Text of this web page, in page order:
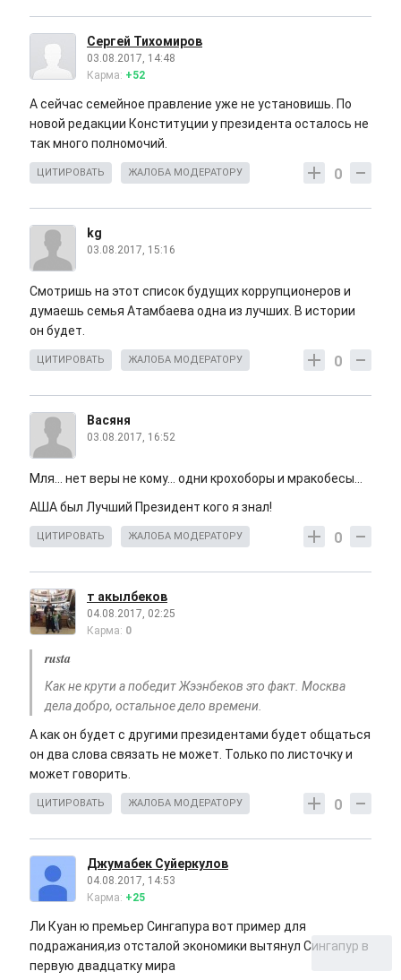
Сергей Тихомиров
03.08.2017, 14:48
Карма: +52
А сейчас семейное правление уже не установишь. По
новой редакции Конституции у президента осталось не
так много полномочий.
0
ЦИТИРОВАТЬ ЖАЛОБА МОДЕРАТОРУ
kg
03.08.2017, 15:16
Смотришь на этот список будущих коррупционеров и
думаешь семья Атамбаева одна из лучших. В истории
он будет.
0
ЦИТИРОВАТЬ ЖАЛОБА МОДЕРАТОРУ
Васяня
03.08.2017, 16:52
Мля... нет веры не кому... одни крохоборы и мракобесы...
АША был Лучший Президент кого я знал!
0
ЦИТИРОВАТЬ ЖАЛОБА МОДЕРАТОРУ
т акылбеков
04.08.2017, 02:25
Карма: 0
rusta
Как не крути а победит Жээнбеков это факт. Москва
дела добро, остальное дело времени.
А как он будет с другими президентами будет общаться
он два слова связать не может. Только по листочку и
может говорить.
0
ЦИТИРОВАТЬ ЖАЛОБА МОДЕРАТОРУ
Джумабек Суйеркулов
04.08.2017, 14:53
Карма: +25
Ли Куан ю премьер Сингапура вот пример для
подражания,из отсталой экономики вытянул Сингапур в
первую двадцатку мира